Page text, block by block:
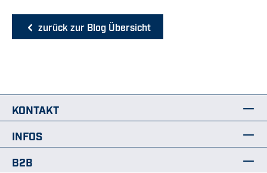
zurück zur Blog Übersicht
KONTAKT
INFOS
B2B